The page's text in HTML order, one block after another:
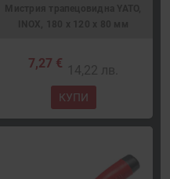
7,27 € 14,22 лв.
КУПИ